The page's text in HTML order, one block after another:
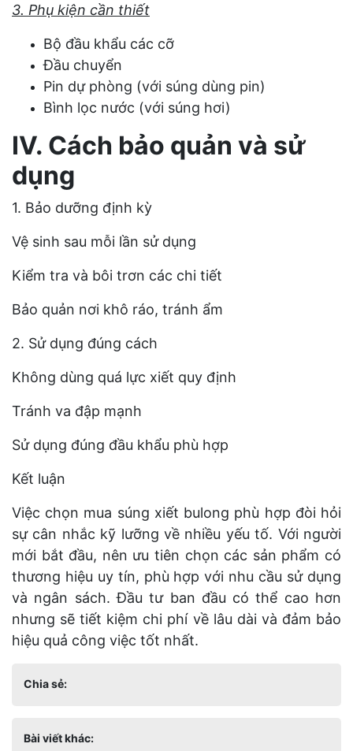
3. Phụ kiện cần thiết
Bộ đầu khẩu các cỡ
Đầu chuyển
Pin dự phòng (với súng dùng pin)
Bình lọc nước (với súng hơi)
IV. Cách bảo quản và sử
dụng
1. Bảo dưỡng định kỳ
Vệ sinh sau mỗi lần sử dụng
Kiểm tra và bôi trơn các chi tiết
Bảo quản nơi khô ráo, tránh ẩm
2. Sử dụng đúng cách
Không dùng quá lực xiết quy định
Tránh va đập mạnh
Sử dụng đúng đầu khẩu phù hợp
Kết luận
Việc chọn mua súng xiết bulong phù hợp đòi hỏi
sự cân nhắc kỹ lưỡng về nhiều yếu tố. Với người
mới bắt đầu, nên ưu tiên chọn các sản phẩm có
thương hiệu uy tín, phù hợp với nhu cầu sử dụng
và ngân sách. Đầu tư ban đầu có thể cao hơn
nhưng sẽ tiết kiệm chi phí về lâu dài và đảm bảo
hiệu quả công việc tốt nhất.
Chia sẻ:
Bài viết khác: